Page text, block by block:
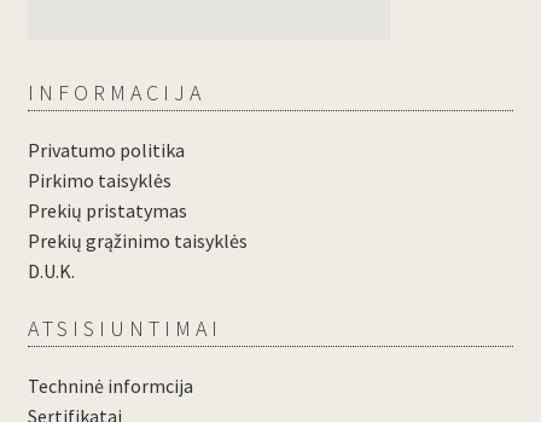
INFORMACIJA
Privatumo politika
Pirkimo taisyklės
Prekių pristatymas
Prekių grąžinimo taisyklės
D.U.K.
ATSISIUNTIMAI
Techninė informcija
Sertifikatai